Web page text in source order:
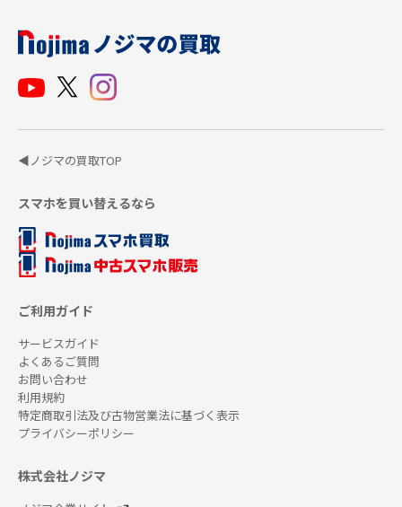
◀ノジマの買取TOP
スマホを買い替えるなら
ご利用ガイド
サービスガイド
よくあるご質問
お問い合わせ
利用規約
特定商取引法及び古物営業法に基づく表示
プライバシーポリシー
株式会社ノジマ